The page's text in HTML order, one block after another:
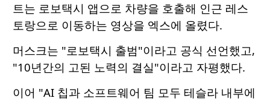
트는 로보택시 앱으로 차량을 호출해 인근 레스
토랑으로 이동하는 영상을 엑스에 올렸다.
머스크는 "로보택시 출범"이라고 공식 선언했고,
"10년간의 고된 노력의 결실"이라고 자평했다.
이어 "AI 칩과 소프트웨어 팀 모두 테슬라 내부에